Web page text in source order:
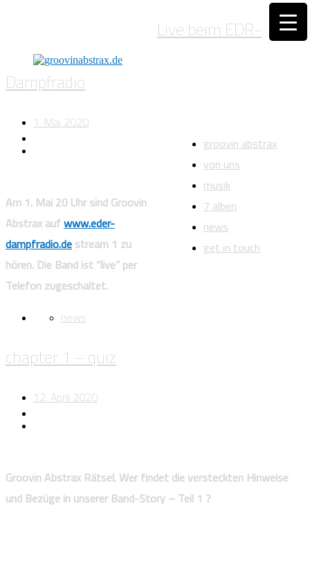
groovin abstrax
von uns
musik
7 alben
news
get in touch
Live beim EDR-
Dampfradio
1. Mai 2020
Am 1. Mai 20 Uhr sind Groovin
Abstrax aufwww.eder-
dampfradio.destream 1 zu
hören. Die Band ist “live” per
Telefon zugeschaltet.
news
chapter 1 – quiz
12. April 2020
Groovin Abstrax Rätsel. Wer findet die versteckten Hinweise
und Bezüge in unserer Band-Story – Teil 1 ?